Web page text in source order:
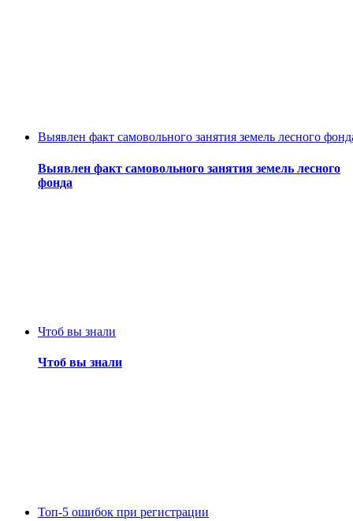
Выявлен факт самовольного занятия земель лесного
Выявлен факт самовольного занятия земель лесного
фонда
Чтоб вы знали
Чтоб вы знали
Топ-5 ошибок при регистрации